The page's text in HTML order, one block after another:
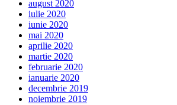
august 2020
iulie 2020
iunie 2020
mai 2020
aprilie 2020
martie 2020
februarie 2020
ianuarie 2020
decembrie 2019
noiembrie 2019